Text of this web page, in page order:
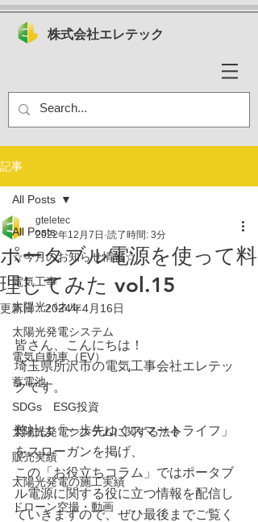
株式会社エレテック
記事
All Posts
☆今月のお知らせ情報☆
電気工事
太陽光パネル
太陽光発電システム
電気自動車（EV）
蓄電池
SDGs ESG投資
太陽光発電システムに関する法令
販売実績
太陽光発電の施工実績
ドローン空撮・動画
All Posts
ポータブル電源を使って料
理してみた vol.15
gteletec
2022年12月7日 読了時間: 3分
更新日：2024年4月16日
皆さん、こんにちは！
埼玉県所沢市の電気工事会社エレテッ
クです。
弊社は「一歩先ゆくスマートライフ」
をスローガンを掲げ、
この「お役立ちコラム」ではポータブ
ル電源に関する役に立つ情報を配信し
ていきますので、ぜひ最後までご覧く